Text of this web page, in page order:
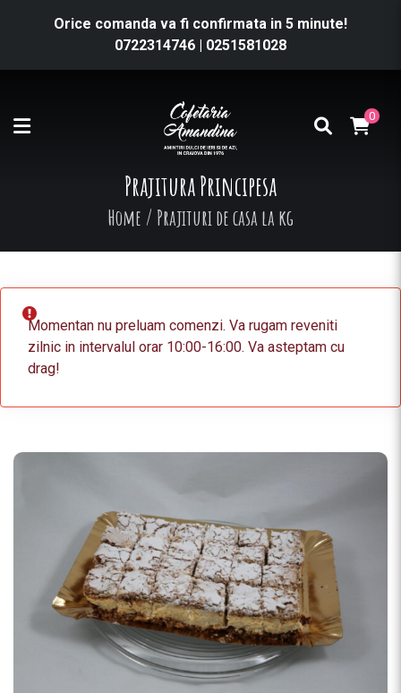
Orice comanda va fi confirmata in 5 minute!
0722314746 | 0251581028
0
Prajitura Principesa
Home / Prajituri de casa la kg
Momentan nu preluam comenzi. Va rugam reveniti
zilnic in intervalul orar 10:00-16:00. Va asteptam cu
drag!